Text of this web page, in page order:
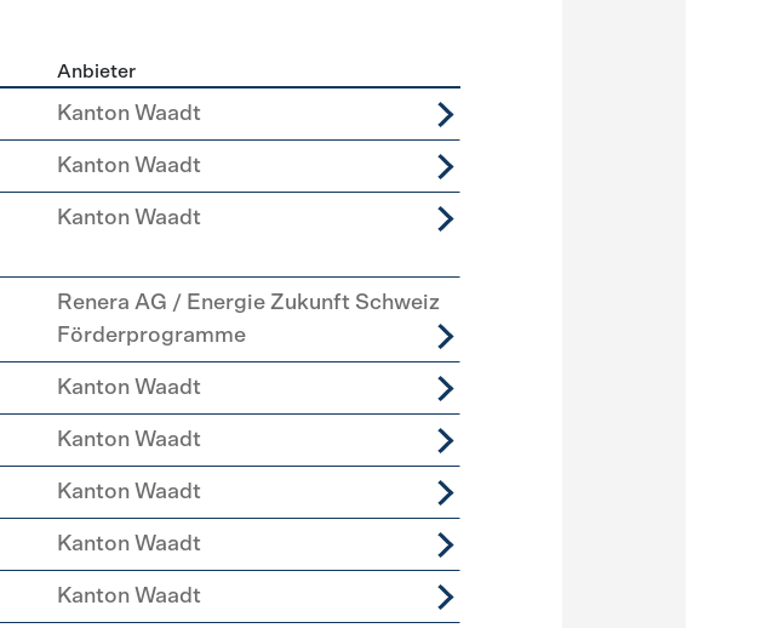
Anbieter
Kanton Waadt
Kanton Waadt
Kanton Waadt
Renera AG / Energie Zukunft Schweiz
Förderprogramme
Kanton Waadt
Kanton Waadt
Kanton Waadt
Kanton Waadt
Kanton Waadt